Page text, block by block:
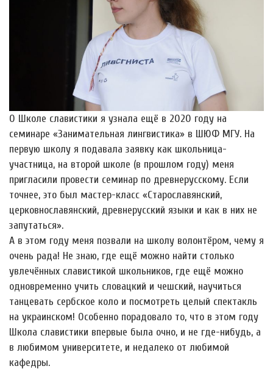
О Школе славистики я узнала ещё в 2020 году на
семинаре «Занимательная лингвистика» в ШЮФ МГУ. На
первую школу я подавала заявку как школьница-
участница, на второй школе (в прошлом году) меня
пригласили провести семинар по древнерусскому. Если
точнее, это был мастер-класс «Старославянский,
церковнославянский, древнерусский языки и как в них не
запутаться».
А в этом году меня позвали на школу волонтёром, чему я
очень рада! Не знаю, где ещё можно найти столько
увлечëнных славистикой школьников, где ещё можно
одновременно учить словацкий и чешский, научиться
танцевать сербское коло и посмотреть целый спектакль
на украинском! Особенно порадовало то, что в этом году
Школа славистики впервые была очно, и не где-нибудь, а
в любимом университете, и недалеко от любимой
кафедры.